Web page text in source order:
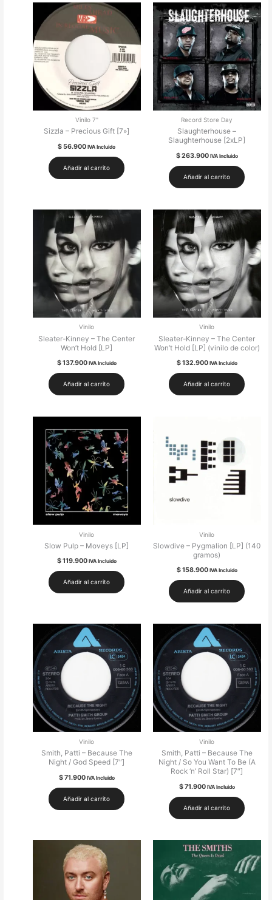
Vinilo 7"
Sizzla – Precious Gift [7»]
$56.900 IVA Incluido
Añadir al carrito
Record Store Day
Slaughterhouse –
Slaughterhouse [2xLP]
$263.900 IVA Incluido
Añadir al carrito
Vinilo
Sleater-Kinney – The Center
Won’t Hold [LP]
$137.900 IVA Incluido
Añadir al carrito
Vinilo
Sleater-Kinney – The Center
Won’t Hold [LP] (vinilo de color)
$132.900 IVA Incluido
Añadir al carrito
Vinilo
Slow Pulp – Moveys [LP]
$119.900 IVA Incluido
Añadir al carrito
Vinilo
Slowdive – Pygmalion [LP] (140
gramos)
$158.900 IVA Incluido
Añadir al carrito
Vinilo
Smith, Patti – Because The
Night / God Speed [7″]
$71.900 IVA Incluido
Añadir al carrito
Vinilo
Smith, Patti – Because The
Night / So You Want To Be (A
Rock ‘n’ Roll Star) [7″]
$71.900 IVA Incluido
Añadir al carrito